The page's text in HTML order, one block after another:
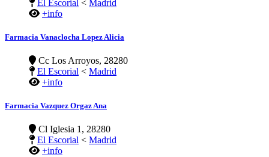
El Escorial < Madrid
+info
Farmacia Vanaclocha Lopez Alicia
Cc Los Arroyos, 28280
El Escorial < Madrid
+info
Farmacia Vazquez Orgaz Ana
Cl Iglesia 1, 28280
El Escorial < Madrid
+info